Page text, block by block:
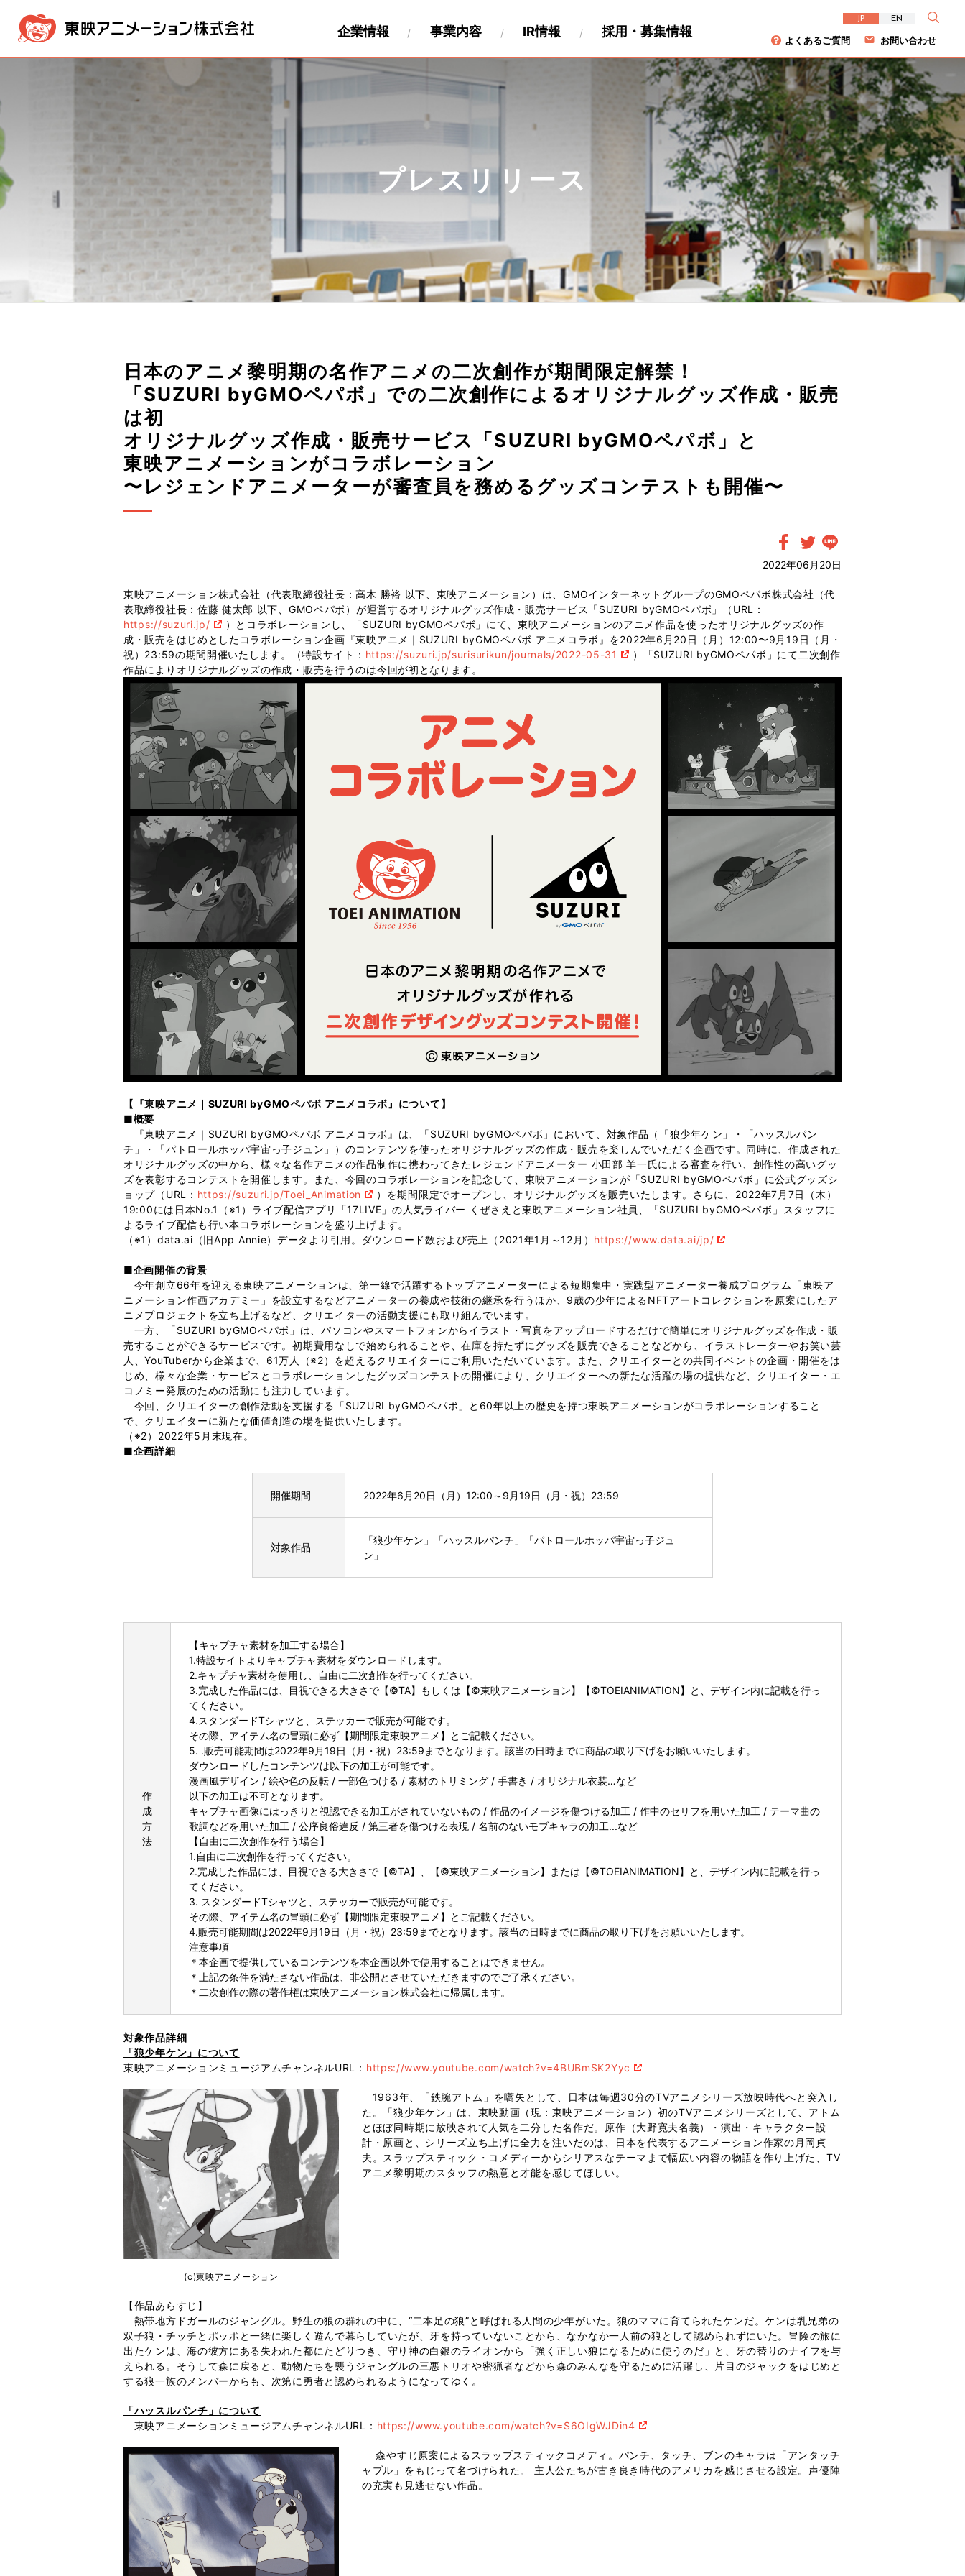
プレスリリース
日本のアニメ黎明期の名作アニメの二次創作が期間限定解禁！
「SUZURI byGMOペパボ」での二次創作によるオリジナルグッズ作成・販売
は初
オリジナルグッズ作成・販売サービス「SUZURI byGMOペパボ」と
東映アニメーションがコラボレーション
〜レジェンドアニメーターが審査員を務めるグッズコンテストも開催〜
2022年06月20日
東映アニメーション株式会社（代表取締役社長：高木 勝裕 以下、東映アニメーション）は、GMOインターネットグループのGMOペパボ株式会社（代
表取締役社長：佐藤 健太郎 以下、GMOペパボ）が運営するオリジナルグッズ作成・販売サービス「SUZURI byGMOペパボ」（URL：
https://suzuri.jp/
）とコラボレーションし、「SUZURI byGMOペパボ」にて、東映アニメーションのアニメ作品を使ったオリジナルグッズの作
成・販売をはじめとしたコラボレーション企画『東映アニメ｜SUZURI byGMOペパボ アニメコラボ』を2022年6月20日（月）12:00〜9月19日（月・
祝）23:59の期間開催いたします。（特設サイト： https://suzuri.jp/surisurikun/journals/2022-05-31
）「SUZURI byGMOペパボ」にて二次創作
作品によりオリジナルグッズの作成・販売を行うのは今回が初となります。
【『東映アニメ｜SUZURI byGMOペパボ アニメコラボ』について】
■概要
『東映アニメ｜SUZURI byGMOペパボ アニメコラボ』は、「SUZURI byGMOペパボ」において、対象作品（「狼少年ケン」・「ハッスルパン
チ」・「パトロールホッパ宇宙っ子ジュン」）のコンテンツを使ったオリジナルグッズの作成・販売を楽しんでいただく企画です。同時に、作成された
オリジナルグッズの中から、様々な名作アニメの作品制作に携わってきたレジェンドアニメーター 小田部 羊一氏による審査を行い、創作性の高いグッ
ズを表彰するコンテストを開催します。また、今回のコラボレーションを記念して、東映アニメーションが「SUZURI byGMOペパボ」に公式グッズシ
ョップ（URL： https://suzuri.jp/Toei_Animation
）を期間限定でオープンし、オリジナルグッズを販売いたします。さらに、2022年7月7日（木）
19:00には日本No.1（※1）ライブ配信アプリ「17LIVE」の人気ライバー くぜさえと東映アニメーション社員、「SUZURI byGMOペパボ」スタッフに
よるライブ配信も行い本コラボレーションを盛り上げます。
（※1）data.ai（旧App Annie）データより引用。ダウンロード数および売上（2021年1月～12月） https://www.data.ai/jp/
■企画開催の背景
今年創立66年を迎える東映アニメーションは、第一線で活躍するトップアニメーターによる短期集中・実践型アニメーター養成プログラム「東映ア
ニメーション作画アカデミー」を設立するなどアニメーターの養成や技術の継承を行うほか、9歳の少年によるNFTアートコレクションを原案にしたア
ニメプロジェクトを立ち上げるなど、クリエイターの活動支援にも取り組んでいます。
一方、「SUZURI byGMOペパボ」は、パソコンやスマートフォンからイラスト・写真をアップロードするだけで簡単にオリジナルグッズを作成・販
売することができるサービスです。初期費用なしで始められることや、在庫を持たずにグッズを販売できることなどから、イラストレーターやお笑い芸
人、YouTuberから企業まで、61万人（※2）を超えるクリエイターにご利用いただいています。また、クリエイターとの共同イベントの企画・開催をは
じめ、様々な企業・サービスとコラボレーションしたグッズコンテストの開催により、クリエイターへの新たな活躍の場の提供など、クリエイター・エ
コノミー発展のための活動にも注力しています。
今回、クリエイターの創作活動を支援する「SUZURI byGMOペパボ」と60年以上の歴史を持つ東映アニメーションがコラボレーションすること
で、クリエイターに新たな価値創造の場を提供いたします。
（※2）2022年5月末現在。
■企画詳細
開催期間 2022年6月20日（月）12:00～9月19日（月・祝）23:59
対象作品
「狼少年ケン」「ハッスルパンチ」「パトロールホッパ宇宙っ子ジュ
ン」
作
成
方
法
【キャプチャ素材を加工する場合】
1.特設サイトよりキャプチャ素材をダウンロードします。
2.キャプチャ素材を使用し、自由に二次創作を行ってください。
3.完成した作品には、目視できる大きさで【©️TA】もしくは【©️東映アニメーション】【©️TOEIANIMATION】と、デザイン内に記載を行っ
てください。
4.スタンダードTシャツと、ステッカーで販売が可能です。
その際、アイテム名の冒頭に必ず【期間限定東映アニメ】とご記載ください。
5. .販売可能期間は2022年9月19日（月・祝）23:59までとなります。該当の日時までに商品の取り下げをお願いいたします。
ダウンロードしたコンテンツは以下の加工が可能です。
漫画風デザイン / 絵や色の反転 / 一部色つける / 素材のトリミング / 手書き / オリジナル衣装…など
以下の加工は不可となります。
キャプチャ画像にはっきりと視認できる加工がされていないもの / 作品のイメージを傷つける加工 / 作中のセリフを用いた加工 / テーマ曲の
歌詞などを用いた加工 / 公序良俗違反 / 第三者を傷つける表現 / 名前のないモブキャラの加工...など
【自由に二次創作を行う場合】
1.自由に二次創作を行ってください。
2.完成した作品には、目視できる大きさで【©TA】、【©東映アニメーション】または【©TOEIANIMATION】と、デザイン内に記載を行っ
てください。
3. スタンダードTシャツと、ステッカーで販売が可能です。
その際、アイテム名の冒頭に必ず【期間限定東映アニメ】とご記載ください。
4.販売可能期間は2022年9月19日（月・祝）23:59までとなります。該当の日時までに商品の取り下げをお願いいたします。
注意事項
＊本企画で提供しているコンテンツを本企画以外で使用することはできません。
＊上記の条件を満たさない作品は、非公開とさせていただきますのでご了承ください。
＊二次創作の際の著作権は東映アニメーション株式会社に帰属します。
対象作品詳細
「狼少年ケン」について
東映アニメーションミュージアムチャンネルURL： https://www.youtube.com/watch?v=4BUBmSK2Yyc
(c)東映アニメーション
1963年、「鉄腕アトム」を嚆矢として、日本は毎週30分のTVアニメシリーズ放映時代へと突入し
た。「狼少年ケン」は、東映動画（現：東映アニメーション）初のTVアニメシリーズとして、アトム
とほぼ同時期に放映されて人気を二分した名作だ。原作（大野寛夫名義）・演出・キャラクター設
計・原画と、シリーズ立ち上げに全力を注いだのは、日本を代表するアニメーション作家の月岡貞
夫。スラップスティック・コメディーからシリアスなテーマまで幅広い内容の物語を作り上げた、TV
アニメ黎明期のスタッフの熱意と才能を感じてほしい。
【作品あらすじ】
熱帯地方ドガールのジャングル。野生の狼の群れの中に、“二本足の狼”と呼ばれる人間の少年がいた。狼のママに育てられたケンだ。ケンは乳兄弟の
双子狼・チッチとポッポと一緒に楽しく遊んで暮らしていたが、牙を持っていないことから、なかなか一人前の狼として認められずにいた。冒険の旅に
出たケンは、海の彼方にある失われた都にたどりつき、守り神の白銀のライオンから「強く正しい狼になるために使うのだ」と、牙の替りのナイフを与
えられる。そうして森に戻ると、動物たちを襲うジャングルの三悪トリオや密猟者などから森のみんなを守るために活躍し、片目のジャックをはじめと
する狼一族のメンバーからも、次第に勇者と認められるようになってゆく。
「ハッスルパンチ」について
東映アニメーションミュージアムチャンネルURL： https://www.youtube.com/watch?v=S6OIgWJDin4
森やすじ原案によるスラップスティックコメディ。パンチ、タッチ、ブンのキャラは「アンタッチ
ャブル」をもじって名づけられた。 主人公たちが古き良き時代のアメリカを感じさせる設定。声優陣
の充実も見逃せない作品。
よくあるご質問 お問い合わせ
JP EN
企業情報
メッセージ 経営理念 会社概要 製作工程について ペロについて ダイバーシティ
企業情報
事業内容
映像製作・販売事業 版権事業
事業内容
IR情報
IR NEWS 経営方針 業績・財務 IRカレンダー 個人投資家の皆様へ
株主総会
株価情報
電子公告
IR情報
採用・募集情報
採用情報ニュース 新卒採用 パートナー募集情報
採用・募集情報